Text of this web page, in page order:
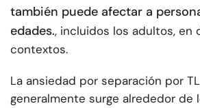
también puede afectar a
edades., incluidos los adultos, en
contextos.
La ansiedad por separación por
generalmente surge alrededor de